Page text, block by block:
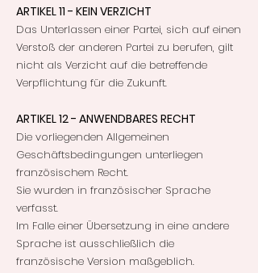
ARTIKEL 11 - KEIN VERZICHT
Das Unterlassen einer Partei, sich auf einen
Verstoß der anderen Partei zu berufen, gilt
nicht als Verzicht auf die betreffende
Verpflichtung für die Zukunft.
ARTIKEL 12 - ANWENDBARES RECHT
Die vorliegenden Allgemeinen
Geschäftsbedingungen unterliegen
französischem Recht.
Sie wurden in französischer Sprache
verfasst.
Im Falle einer Übersetzung in eine andere
Sprache ist ausschließlich die
französische Version maßgeblich.